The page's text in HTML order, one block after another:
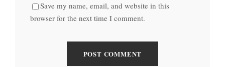
Save my name, email, and website in this
browser for the next time I comment.